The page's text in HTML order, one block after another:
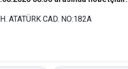
ATATÜRK CAD. NO:182A